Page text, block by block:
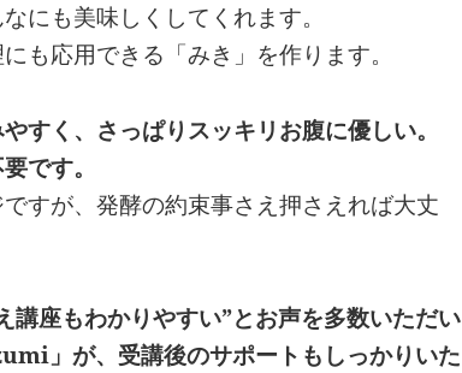
にも美味しくしてくれます。
も応用できる「みき」を作ります。
すく、さっぱりスッキリお腹に優しい。
です。
すが、発酵の約束事さえ押さえれば大丈
講座もわかりやすい”とお声を多数いただい
」が、受講後のサポートもしっかりいた